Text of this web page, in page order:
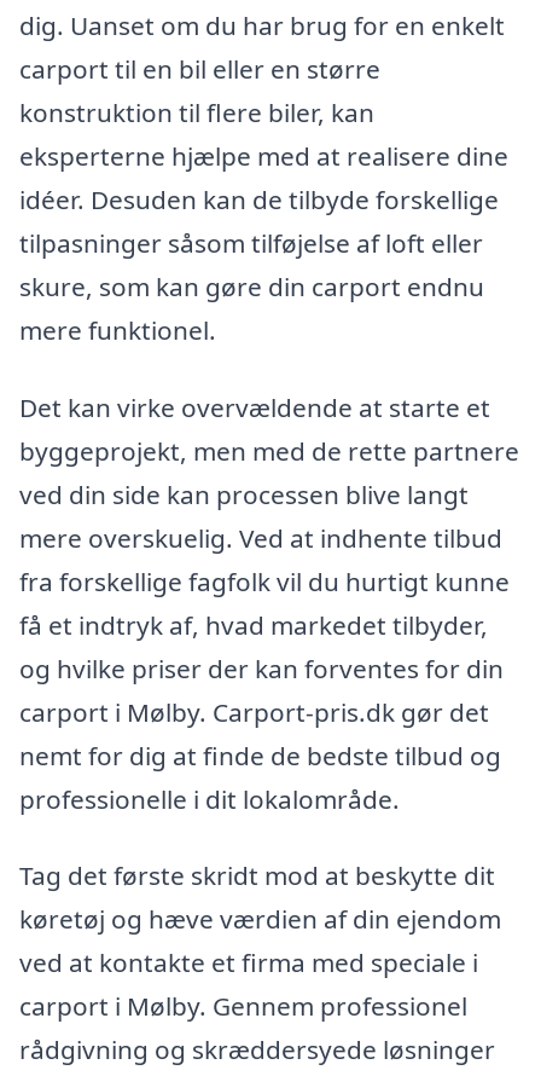
dig. Uanset om du har brug for en enkelt
carport til en bil eller en større
konstruktion til flere biler, kan
eksperterne hjælpe med at realisere dine
idéer. Desuden kan de tilbyde forskellige
tilpasninger såsom tilføjelse af loft eller
skure, som kan gøre din carport endnu
mere funktionel.
Det kan virke overvældende at starte et
byggeprojekt, men med de rette partnere
ved din side kan processen blive langt
mere overskuelig. Ved at indhente tilbud
fra forskellige fagfolk vil du hurtigt kunne
få et indtryk af, hvad markedet tilbyder,
og hvilke priser der kan forventes for din
carport i Mølby. Carport-pris.dk gør det
nemt for dig at finde de bedste tilbud og
professionelle i dit lokalområde.
Tag det første skridt mod at beskytte dit
køretøj og hæve værdien af din ejendom
ved at kontakte et firma med speciale i
carport i Mølby. Gennem professionel
rådgivning og skræddersyede løsninger